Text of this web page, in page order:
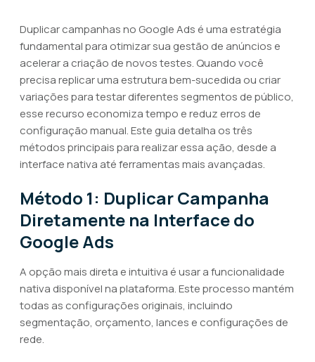
Duplicar campanhas no Google Ads é uma estratégia
fundamental para otimizar sua gestão de anúncios e
acelerar a criação de novos testes. Quando você
precisa replicar uma estrutura bem-sucedida ou criar
variações para testar diferentes segmentos de público,
esse recurso economiza tempo e reduz erros de
configuração manual. Este guia detalha os três
métodos principais para realizar essa ação, desde a
interface nativa até ferramentas mais avançadas.
Método 1: Duplicar Campanha
Diretamente na Interface do
Google Ads
A opção mais direta e intuitiva é usar a funcionalidade
nativa disponível na plataforma. Este processo mantém
todas as configurações originais, incluindo
segmentação, orçamento, lances e configurações de
rede.